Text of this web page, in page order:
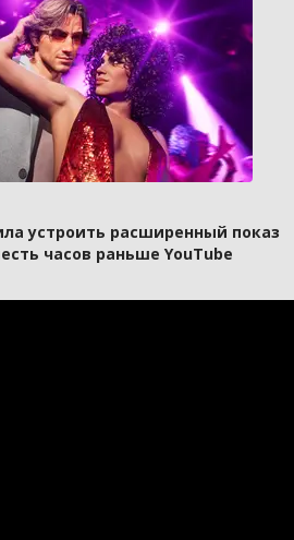
устроить расширенный показ
часов раньше YouTube